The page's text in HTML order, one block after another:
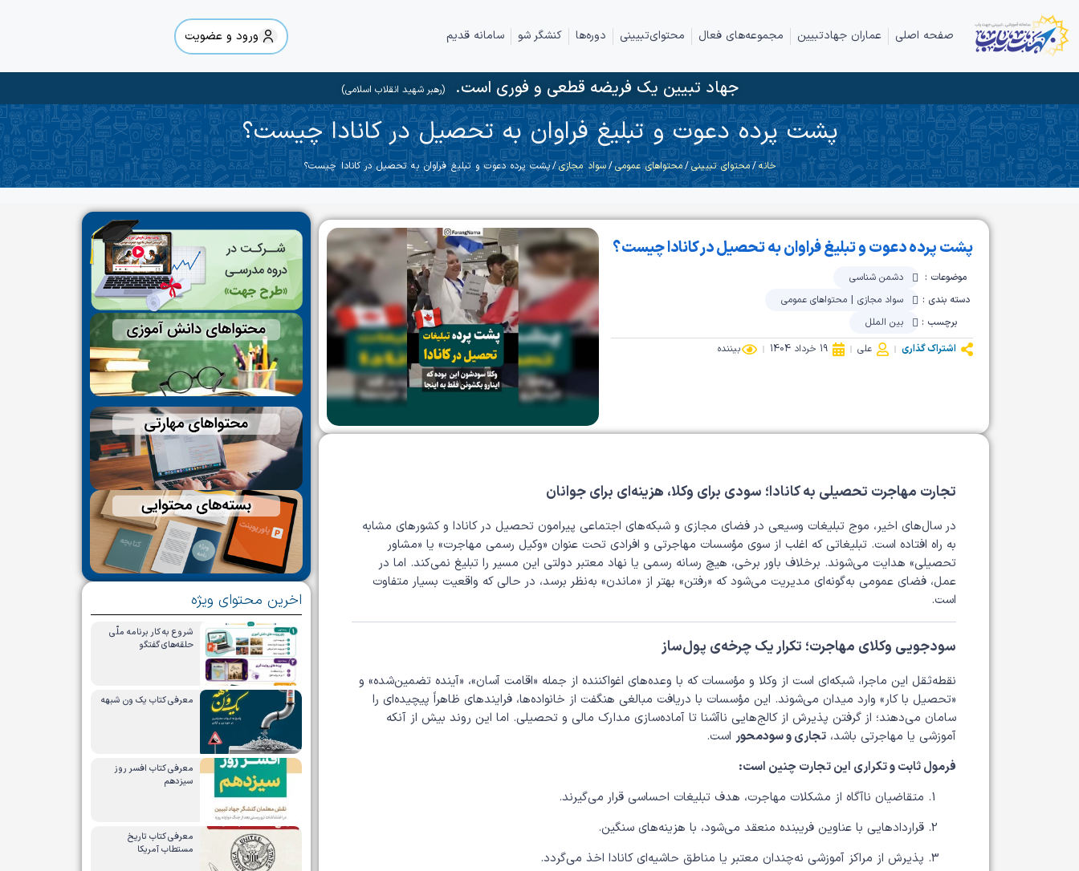
صفحه اصلی عماران جهادتبیین مجموعه‌های فعال محتوای‌تبیینی دوره‌ها کنشگر شو سامانه قدیم ورود و عضویت
جهاد تبیین یک فریضه قطعی و فوری است.(رهبر شهید انقلاب اسلامی)
پشت پرده دعوت و تبلیغ فراوان به تحصیل در کانادا چیست؟
خانه/محتوای تبیینی/محتواهای عمومی/سواد مجازی/ پشت پرده دعوت و تبلیغ فراوان به تحصیل در کانادا چیست؟
پشت پرده دعوت و تبلیغ فراوان به تحصیل در کانادا چیست؟
موضوعات :
دشمن شناسی
دسته بندی :
سواد مجازی| محتواهای عمومی
برچسب :
بین الملل
اشتراک گذاری
علی 19 خرداد 1404 بیننده
تجارت مهاجرت تحصیلی به کانادا؛ سودی برای وکلا، هزینه‌ای برای جوانان
در سال‌های اخیر، موج تبلیغات وسیعی در فضای مجازی و شبکه‌های اجتماعی پیرامون تحصیل در کانادا و کشورهای مشابه
به راه افتاده است. تبلیغاتی که اغلب از سوی مؤسسات مهاجرتی و افرادی تحت عنوان «وکیل رسمی مهاجرت» یا «مشاور
تحصیلی» هدایت می‌شوند. برخلاف باور برخی، هیچ رسانه رسمی یا نهاد معتبر دولتی این مسیر را تبلیغ نمی‌کند. اما در
عمل، فضای عمومی به‌گونه‌ای مدیریت می‌شود که «رفتن» بهتر از «ماندن» به‌نظر برسد، در حالی که واقعیت بسیار متفاوت
است.
سودجویی وکلای مهاجرت؛ تکرار یک چرخه‌ی پول‌ساز
نقطه‌ثقل این ماجرا، شبکه‌ای است از وکلا و مؤسسات که با وعده‌های اغواکننده از جمله «اقامت آسان»، «آینده تضمین‌شده» و
«تحصیل با کار» وارد میدان می‌شوند. این مؤسسات با دریافت مبالغی هنگفت از خانواده‌ها، فرایندهای ظاهراً پیچیده‌ای را
سامان می‌دهند؛ از گرفتن پذیرش از کالج‌هایی ناآشنا تا آماده‌سازی مدارک مالی و تحصیلی. اما این روند بیش از آنکه
آموزشی یا مهاجرتی باشد، تجاری و سودمحور است.
فرمول ثابت و تکراری این تجارت چنین است:
متقاضیان ناآگاه از مشکلات مهاجرت، هدف تبلیغات احساسی قرار می‌گیرند.
قراردادهایی با عناوین فریبنده منعقد می‌شود، با هزینه‌های سنگین.
پذیرش از مراکز آموزشی نه‌چندان معتبر یا مناطق حاشیه‌ای کانادا اخذ می‌گردد.
اخرین محتوای ویژه
شروع به کار برنامه ملّی
حلقه‌های گفتگو
معرفی کتاب یک ون شبهه
معرفی کتاب افسر روز
سیزدهم
معرفی کتاب تاریخ
مستطاب آمریکا